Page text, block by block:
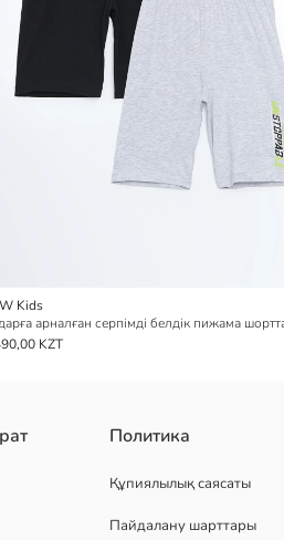
Kids
KZT
Политика
Құпиялылық саясаты
Пайдалану шарттары